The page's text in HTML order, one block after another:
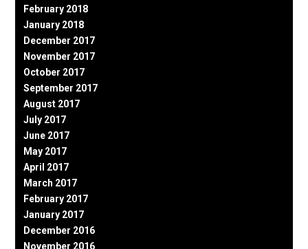
February 2018
January 2018
December 2017
November 2017
October 2017
September 2017
August 2017
July 2017
June 2017
May 2017
April 2017
March 2017
February 2017
January 2017
December 2016
November 2016